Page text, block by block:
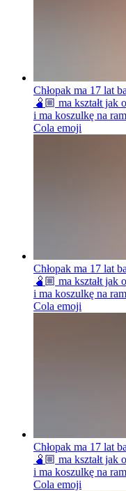
Chłopak ma 17 lat
🫄🏼 ma kształt jak
i ma koszulkę na
Cola emoji
Chłopak ma 17 lat
🫄🏼 ma kształt jak
i ma koszulkę na
Cola emoji
Chłopak ma 17 lat
🫄🏼 ma kształt jak
i ma koszulkę na
Cola emoji